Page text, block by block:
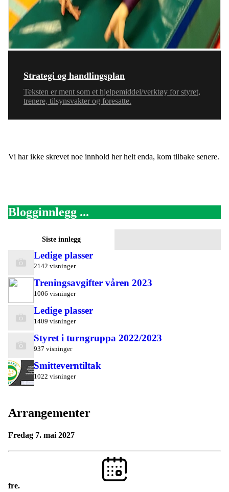
Strategi og handlingsplan
Teksten er ment som et hjelpemiddel/verktøy for styret,
trenere, tilsynsvakter og foresatte.
Vi har ikke skrevet noe innhold her helt enda, kom tilbake senere.
Blogginnlegg ...
Siste innlegg
Ledige plasser
2142 visninger
Treningsavgifter våren 2023
1006 visninger
Ledige plasser
1409 visninger
Styret i turngruppa 2022/2023
937 visninger
Smitteverntiltak
1022 visninger
Arrangementer
fredag 7. mai 2027
fre.